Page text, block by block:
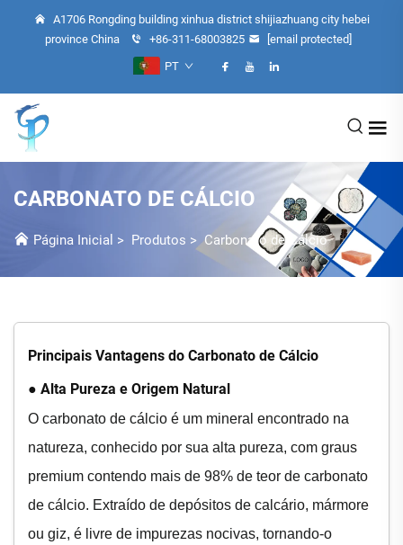
A1706 Rongding building xinhua district shijiazhuang city hebei
province China
+86-311-68003825
[email protected]
PT
CARBONATO DE CÁLCIO
Página Inicial > Produtos >Carbonato de Cálcio
Principais Vantagens do Carbonato de Cálcio
● Alta Pureza e Origem Natural
O carbonato de cálcio é um mineral encontrado na
natureza, conhecido por sua alta pureza, com graus
premium contendo mais de 98% de teor de carbonato
de cálcio. Extraído de depósitos de calcário, mármore
ou giz, é livre de impurezas nocivas, tornando-o